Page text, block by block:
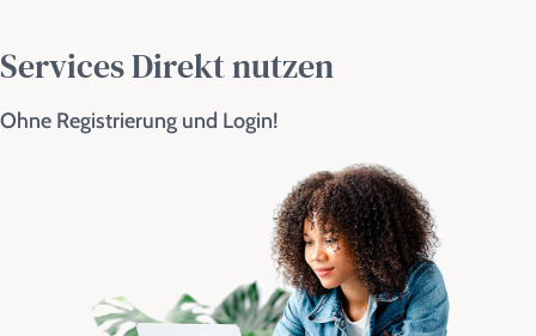
Services Direkt nutzen
Ohne Registrierung und Login!